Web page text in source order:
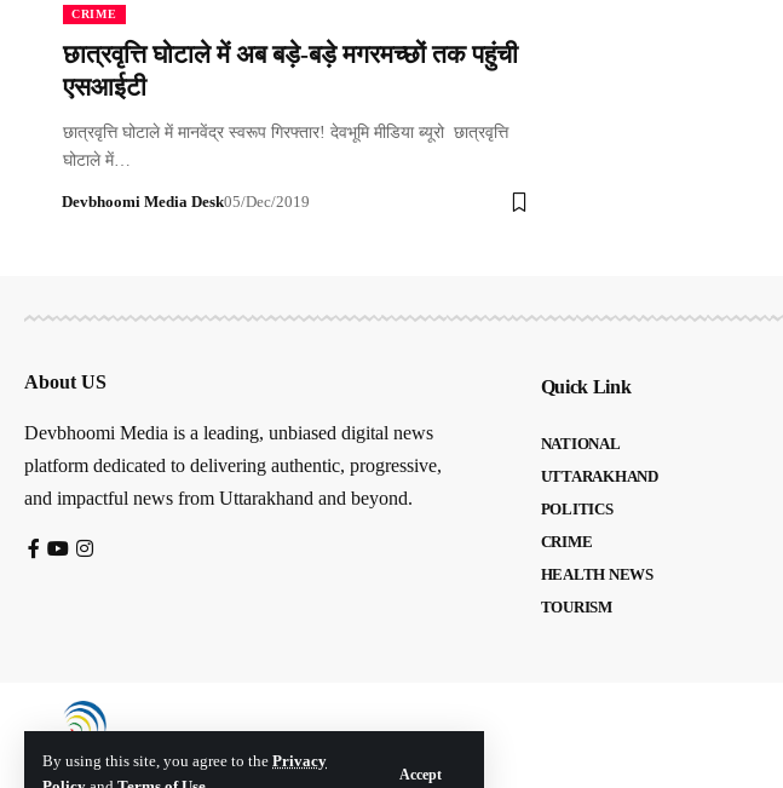
By using this site, you agree to the Privacy
Accept
CRIME
छात्रवृत्ति घोटाले में अब बड़े-बड़े मगरमच्छों तक पहुंची
एसआईटी
छात्रवृत्ति घोटाले में मानवेंद्र स्वरूप गिरफ्तार! देवभूमि मीडिया ब्यूरो छात्रवृत्ति
घोटाले में…
Devbhoomi Media Desk05/Dec/2019
About US
Devbhoomi Media is a leading, unbiased digital news
platform dedicated to delivering authentic, progressive,
and impactful news from Uttarakhand and beyond.
Quick Link
NATIONAL
UTTARAKHAND
POLITICS
CRIME
HEALTH NEWS
TOURISM